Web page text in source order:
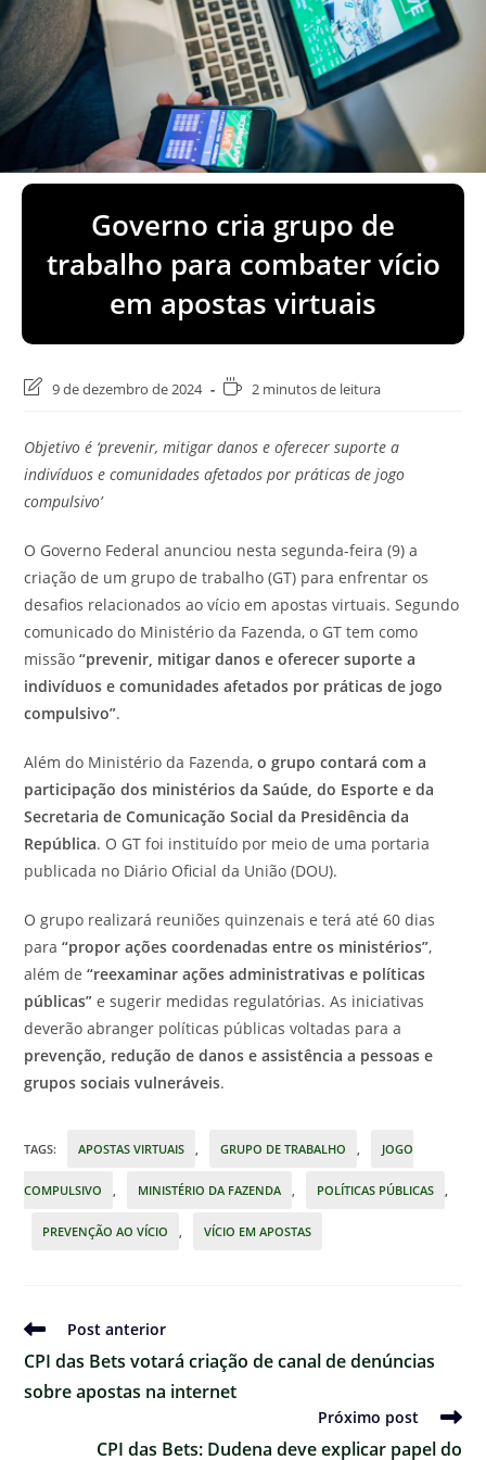
Governo cria grupo de
trabalho para combater vício
em apostas virtuais
Última
post:
9 de dezembro de 2024
Tempo2 minutos de leitura
Objetivo é ‘prevenir, mitigar danos e oferecer suporte a
indivíduos e comunidades afetados por práticas de jogo
compulsivo’
O Governo Federal anunciou nesta segunda-feira (9) a
criação de um grupo de trabalho (GT) para enfrentar os
desafios relacionados ao vício em apostas virtuais. Segundo
comunicado do Ministério da Fazenda, o GT tem como
missão“prevenir, mitigar danos e oferecer suporte a
indivíduos e comunidades afetados por práticas de jogo
compulsivo”.
Além do Ministério da Fazenda,o grupo contará com a
participação dos ministérios da Saúde, do Esporte e da
Secretaria de Comunicação Social da Presidência da
República. O GT foi instituído por meio de uma portaria
publicada no Diário Oficial da União (DOU).
O grupo realizará reuniões quinzenais e terá até 60 dias
para“propor ações coordenadas entre os ministérios”,
além de“reexaminar ações administrativas e políticas
públicas” e sugerir medidas regulatórias. As iniciativas
deverão abranger políticas públicas voltadas para a
prevenção, redução de danos e assistência a pessoas e
grupos sociais vulneráveis.
TAGS: APOSTAS VIRTUAIS , GRUPO DE TRABALHO , JOGO
COMPULSIVO , MINISTÉRIO DA FAZENDA , POLÍTICAS PÚBLICAS ,
PREVENÇÃO AO VÍCIO , VÍCIO EM APOSTAS
Ler
artigos
Post anterior
CPI das Bets votará criação de canal de denúncias
sobre apostas na internet
Próximo post
CPI das Bets: Dudena deve explicar papel do